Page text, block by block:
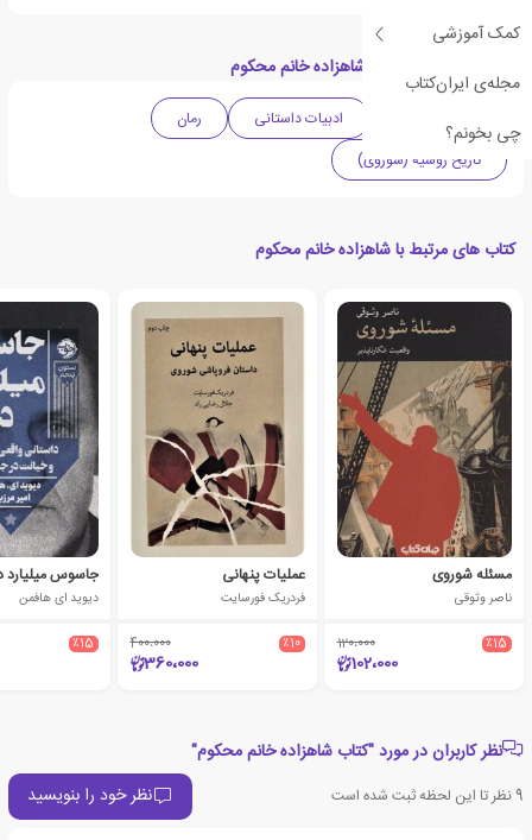
کمک آموزشی
مجله‌ی ایران‌کتاب
چی بخونم؟
دسته بندی های کتاب شاهزاده خانم محکوم
ادبیات داستانی
رمان
تاریخ روسیه (شوروی)
کتاب های مرتبط با شاهزاده خانم محکوم
مسئله شوروی
ناصر وثوقی
٪15 120،000
102،000
عملیات پنهانی
فردریک فورسایت
٪10 400،000
360،000
جاسوس میلیارد
دیوید ای هافمن
٪15
نظر کاربران در مورد "کتاب شاهزاده خانم محکوم"
9نظر تا این لحظه ثبت شده است نظر خود را بنویسید